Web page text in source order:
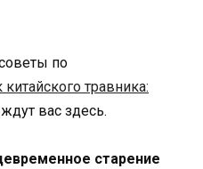
по
травника:
ждут вас здесь.
старение